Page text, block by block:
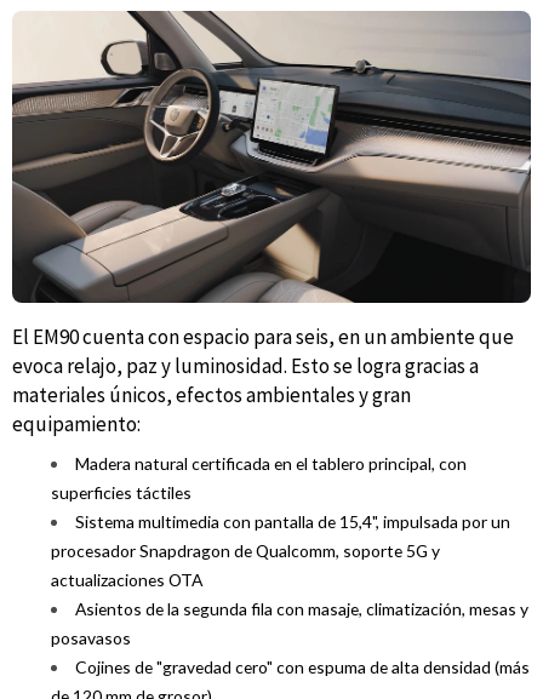
El EM90 cuenta con espacio para seis, en un ambiente que
evoca relajo, paz y luminosidad. Esto se logra gracias a
materiales únicos, efectos ambientales y gran
equipamiento:
Madera natural certificada en el tablero principal, con
superficies táctiles
Sistema multimedia con pantalla de 15,4", impulsada por un
procesador Snapdragon de Qualcomm, soporte 5G y
actualizaciones OTA
Asientos de la segunda fila con masaje, climatización, mesas y
posavasos
Cojines de "gravedad cero" con espuma de alta densidad (más